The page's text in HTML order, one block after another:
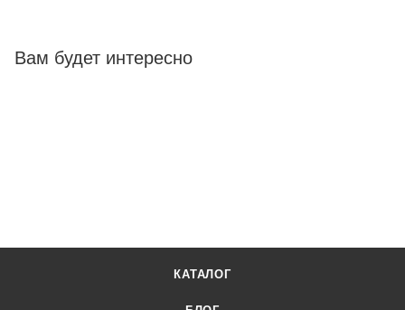
Вам будет интересно
КАТАЛОГ